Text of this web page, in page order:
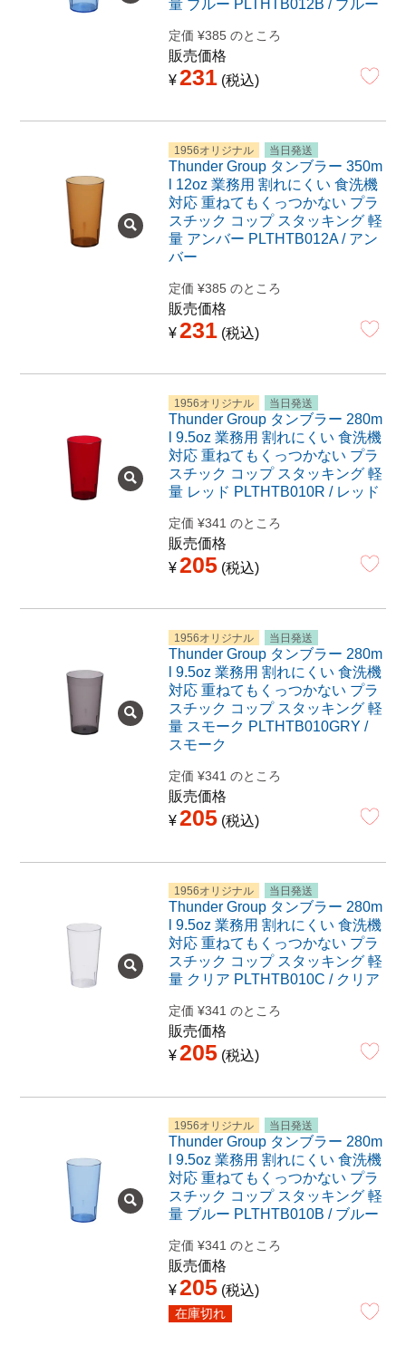
量 ブルー PLTHTB012B / ブルー
定価 ¥385 のところ
販売価格
¥231 税込
1956オリジナル 当日発送
Thunder Group タンブラー 350m
l 12oz 業務用 割れにくい 食洗機
対応 重ねてもくっつかない プラ
スチック コップ スタッキング 軽
量 アンバー PLTHTB012A / アン
バー
定価 ¥385 のところ
販売価格
¥231 税込
1956オリジナル 当日発送
Thunder Group タンブラー 280m
l 9.5oz 業務用 割れにくい 食洗機
対応 重ねてもくっつかない プラ
スチック コップ スタッキング 軽
量 レッド PLTHTB010R / レッド
定価 ¥341 のところ
販売価格
¥205 税込
1956オリジナル 当日発送
Thunder Group タンブラー 280m
l 9.5oz 業務用 割れにくい 食洗機
対応 重ねてもくっつかない プラ
スチック コップ スタッキング 軽
量 スモーク PLTHTB010GRY /
スモーク
定価 ¥341 のところ
販売価格
¥205 税込
1956オリジナル 当日発送
Thunder Group タンブラー 280m
l 9.5oz 業務用 割れにくい 食洗機
対応 重ねてもくっつかない プラ
スチック コップ スタッキング 軽
量 クリア PLTHTB010C / クリア
定価 ¥341 のところ
販売価格
¥205 税込
1956オリジナル 当日発送
Thunder Group タンブラー 280m
l 9.5oz 業務用 割れにくい 食洗機
対応 重ねてもくっつかない プラ
スチック コップ スタッキング 軽
量 ブルー PLTHTB010B / ブルー
定価 ¥341 のところ
販売価格
¥205 税込
在庫切れ